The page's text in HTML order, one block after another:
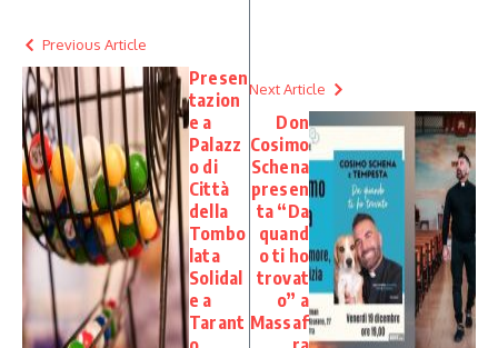
Previous Article
Presen
tazion
e a
Palazz
o di
Città
della
Tombo
lata
Solidal
e a
Tarant
Next Article
Don
Cosimo
Schena
presen
ta “Da
quand
o ti ho
trovat
o” a
Massaf